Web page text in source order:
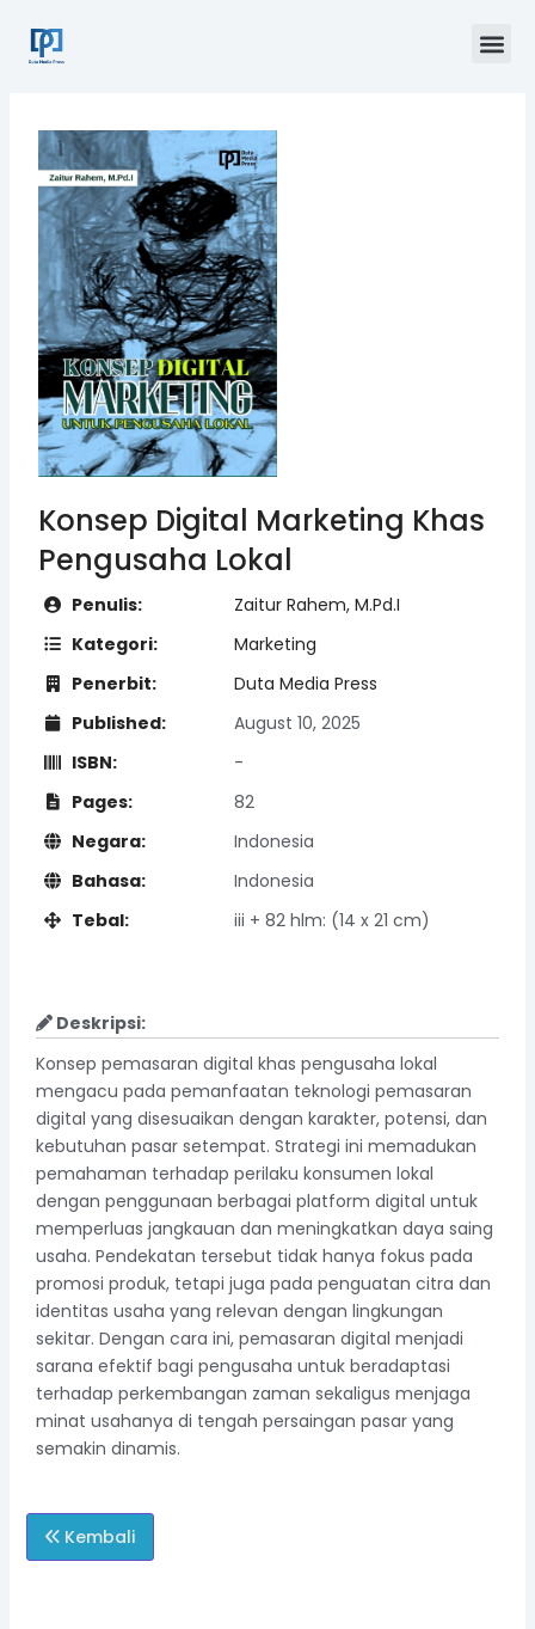
content
Konsep Digital Marketing Khas
Pengusaha Lokal
Penulis:
Zaitur Rahem, M.Pd.I
Kategori:
Marketing
Penerbit:
Duta Media Press
Published:
August 10, 2025
ISBN:
-
Pages:
82
Negara:
Indonesia
Bahasa:
Indonesia
Tebal:
iii + 82 hlm: (14 x 21 cm)
Deskripsi:
Konsep pemasaran digital khas pengusaha lokal
mengacu pada pemanfaatan teknologi pemasaran
digital yang disesuaikan dengan karakter, potensi, dan
kebutuhan pasar setempat. Strategi ini memadukan
pemahaman terhadap perilaku konsumen lokal
dengan penggunaan berbagai platform digital untuk
memperluas jangkauan dan meningkatkan daya saing
usaha. Pendekatan tersebut tidak hanya fokus pada
promosi produk, tetapi juga pada penguatan citra dan
identitas usaha yang relevan dengan lingkungan
sekitar. Dengan cara ini, pemasaran digital menjadi
sarana efektif bagi pengusaha untuk beradaptasi
terhadap perkembangan zaman sekaligus menjaga
minat usahanya di tengah persaingan pasar yang
semakin dinamis.
Kembali